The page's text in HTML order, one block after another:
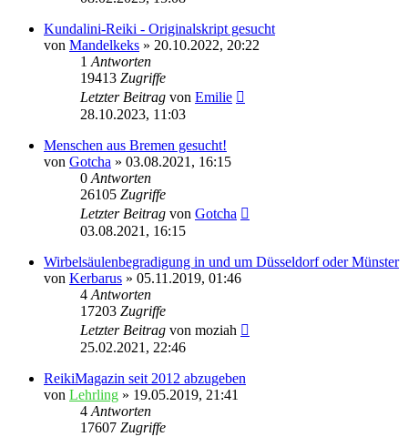
Kundalini-Reiki - Originalskript gesucht
von Mandelkeks » 20.10.2022, 20:22
1 Antworten
19413 Zugriffe
Letzter Beitrag von Emilie
28.10.2023, 11:03
Menschen aus Bremen gesucht!
von Gotcha » 03.08.2021, 16:15
0 Antworten
26105 Zugriffe
Letzter Beitrag von Gotcha
03.08.2021, 16:15
Wirbelsäulenbegradigung in und um Düsseldorf oder Münster
von Kerbarus » 05.11.2019, 01:46
4 Antworten
17203 Zugriffe
Letzter Beitrag von moziah
25.02.2021, 22:46
ReikiMagazin seit 2012 abzugeben
von Lehrling » 19.05.2019, 21:41
4 Antworten
17607 Zugriffe